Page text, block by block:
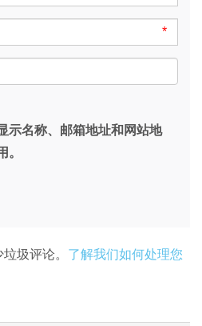
*
示名称、邮箱地址和网站地
。
圾评论。 了解我们如何处理您